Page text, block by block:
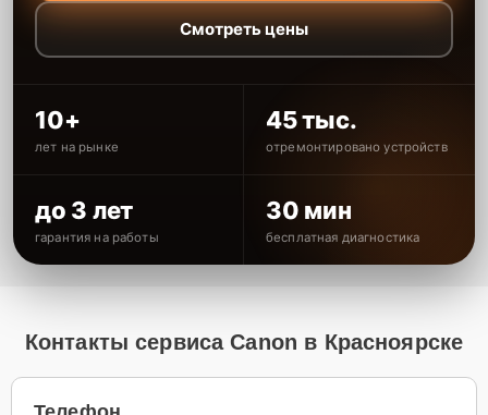
Смотреть цены
10+
лет на рынке
45 тыс.
отремонтировано устройств
до 3 лет
гарантия на работы
30 мин
бесплатная диагностика
Контакты сервиса Canon в Красноярске